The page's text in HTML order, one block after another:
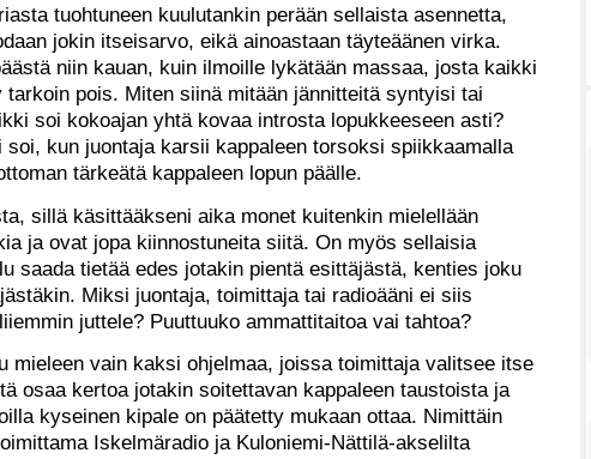
tuohtuneen kuulutankin perään sellaista asennetta,
jokin itseisarvo, eikä ainoastaan täyteäänen virka.
niin kauan, kuin ilmoille lykätään massaa, josta kaikki
pois. Miten siinä mitään jännitteitä syntyisi tai
soi kokoajan yhtä kovaa introsta lopukkeeseen asti?
kun juontaja karsii kappaleen torsoksi spiikkaamalla
tärkeätä kappaleen lopun päälle.
sillä käsittääkseni aika monet kuitenkin mielellään
ja ovat jopa kiinnostuneita siitä. On myös sellaisia
saada tietää edes jotakin pientä esittäjästä, kenties joku
Miksi juontaja, toimittaja tai radioääni ei siis
juttele? Puuttuuko ammattitaitoa vai tahtoa?
mieleen vain kaksi ohjelmaa, joissa toimittaja valitsee itse
osaa kertoa jotakin soitettavan kappaleen taustoista ja
kyseinen kipale on päätetty mukaan ottaa. Nimittäin
Iskelmäradio ja Kuloniemi-Nättilä-akselilta